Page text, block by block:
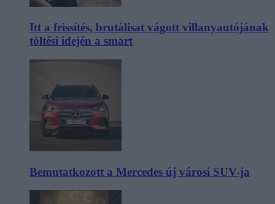
Itt a frissítés, brutálisat vágott villanyautójának
töltési idején a smart
Bemutatkozott a Mercedes új városi SUV-ja